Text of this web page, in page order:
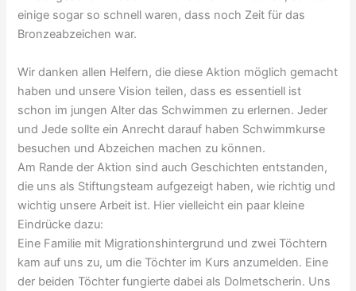
einige sogar so schnell waren, dass noch Zeit für das
Bronzeabzeichen war.
Wir danken allen Helfern, die diese Aktion möglich gemacht
haben und unsere Vision teilen, dass es essentiell ist
schon im jungen Alter das Schwimmen zu erlernen. Jeder
und Jede sollte ein Anrecht darauf haben Schwimmkurse
besuchen und Abzeichen machen zu können.
Am Rande der Aktion sind auch Geschichten entstanden,
die uns als Stiftungsteam aufgezeigt haben, wie richtig und
wichtig unsere Arbeit ist. Hier vielleicht ein paar kleine
Eindrücke dazu:
Eine Familie mit Migrationshintergrund und zwei Töchtern
kam auf uns zu, um die Töchter im Kurs anzumelden. Eine
der beiden Töchter fungierte dabei als Dolmetscherin. Uns